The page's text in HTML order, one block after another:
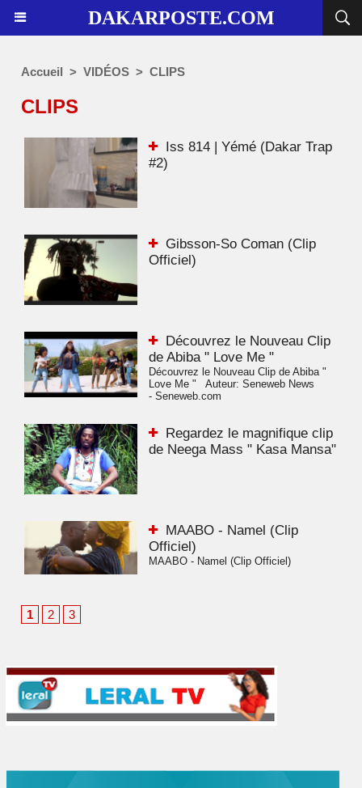
DAKARPOSTE.COM
Accueil > VIDÉOS > CLIPS
CLIPS
Iss 814 | Yémé (Dakar Trap
#2)
Gibsson-So Coman (Clip
Officiel)
Découvrez le Nouveau Clip
de Abiba " Love Me "
Découvrez le Nouveau Clip de Abiba "
Love Me " Auteur: Seneweb News
- Seneweb.com
Regardez le magnifique clip
de Neega Mass " Kasa Mansa"
MAABO - Namel (Clip
Officiel)
MAABO - Namel (Clip Officiel)
1 2 3